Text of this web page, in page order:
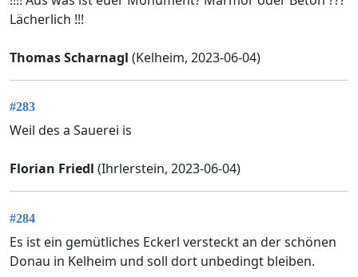
Lächerlich !!!
Thomas Scharnagl (Kelheim, 2023-06-04)
#283
Weil des a Sauerei is
Florian Friedl (Ihrlerstein, 2023-06-04)
#284
Es ist ein gemütliches Eckerl versteckt an der schönen
Donau in Kelheim und soll dort unbedingt bleiben.